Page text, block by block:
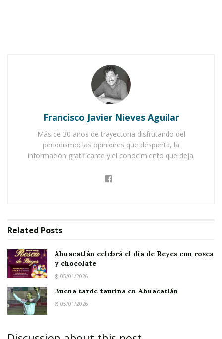
Antonio Alvarado Valera, aclaró que los rumores
que andan circulando en Ixtlán respecto a la
presunta cancelación de la obra del nuevo
mercado municipal, son totalmente falsos.
Estos rumores, según se sabe, provienen de la
suspensión provisional de la demolición del
pensar a algunos que la construcción del nuevo
Notas Relacionadas
chocolate
Buena tarde taurina en Ahuacatlán
Sin embargo, el propio presidente municipal
rumores y dijo que el proyecto está vivo, está
Francisco Javier Nieves Aguilar
Más de 30 años de trayectoria disfrutando del
periodismo; las opiniones que despierta, la
información gratificante y el conocimiento que deja.
Related Posts
Ahuacatlán celebrá el día de Reyes con rosca
y chocolate
05/01/2026
Buena tarde taurina en Ahuacatlán
05/01/2026